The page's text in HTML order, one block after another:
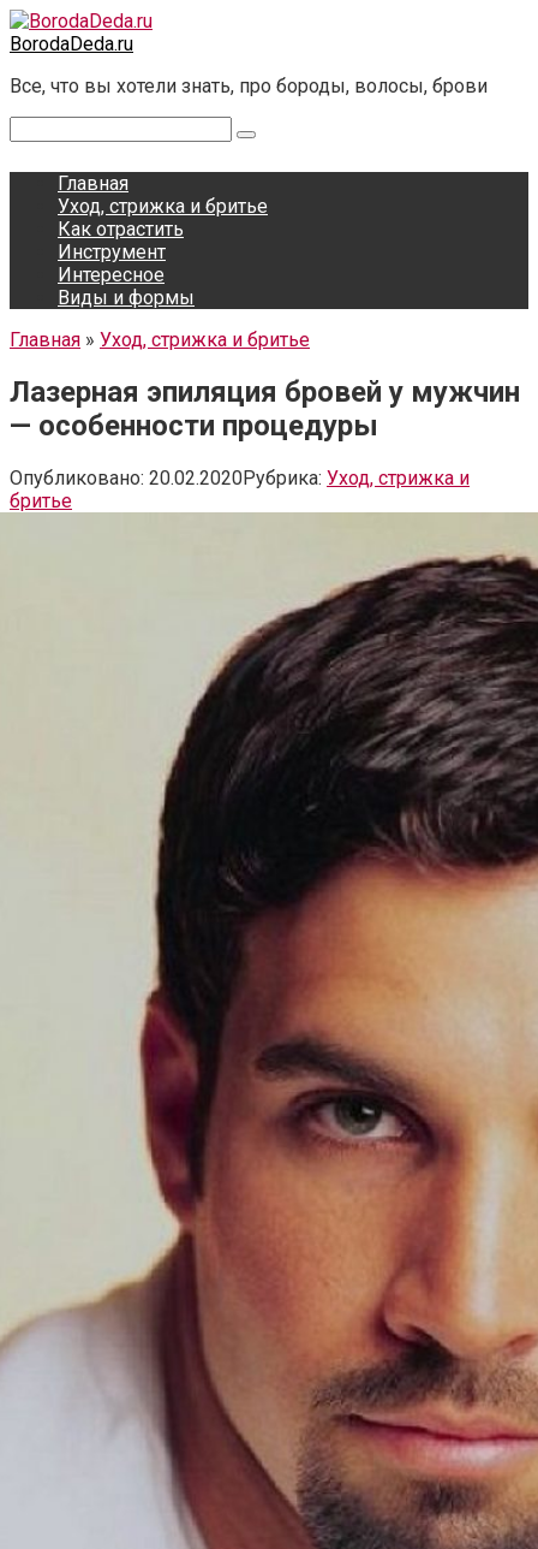
Перейти
к
BorodaDeda.ru
Все, что вы хотели знать, про бороды, волосы, брови
Главная
Уход, стрижка и бритье
Как отрастить
Инструмент
Интересное
Виды и формы
Главная » Уход, стрижка и бритье
Лазерная эпиляция бровей у мужчин
— особенности процедуры
Опубликовано: 20.02.2020Рубрика: Уход, стрижка и
бритье